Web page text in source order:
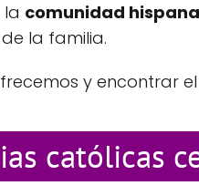
comunidad hispana
la familia.
y encontrar
católicas